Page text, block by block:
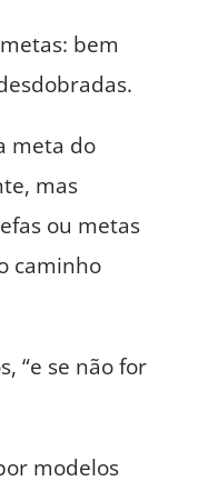
bem
meta do
mas
ou metas
caminho
“e se não for
modelos